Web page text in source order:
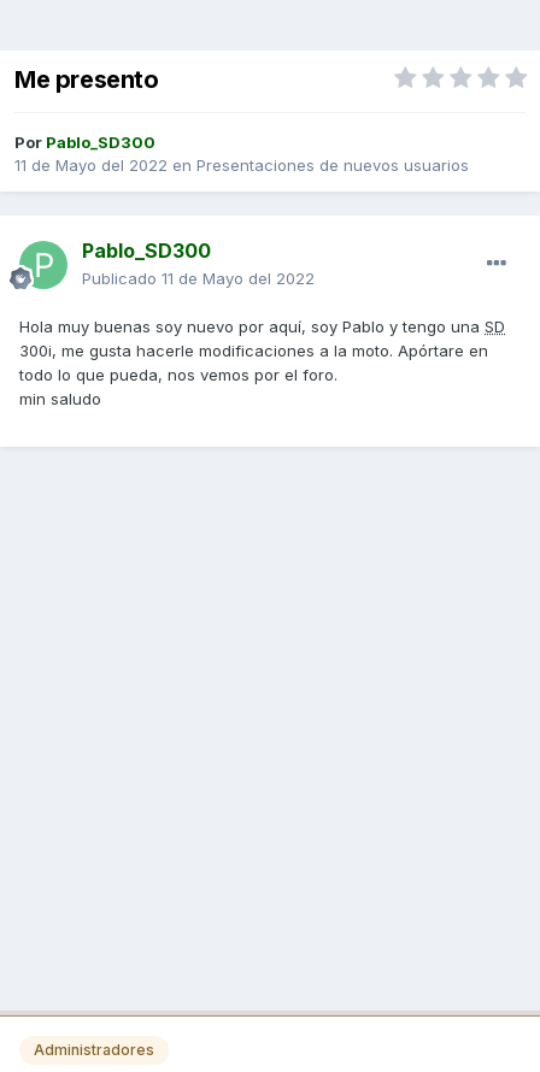
Me presento
Por Pablo_SD300
11 de Mayo del 2022 en Presentaciones de nuevos usuarios
Pablo_SD300
Publicado 11 de Mayo del 2022
Hola muy buenas soy nuevo por aquí, soy Pablo y tengo una SD
300i, me gusta hacerle modificaciones a la moto. Apórtare en
todo lo que pueda, nos vemos por el foro.
min saludo
Administradores